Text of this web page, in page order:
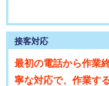
接客対応
最初の電話から作業
寧な対応で、作業す